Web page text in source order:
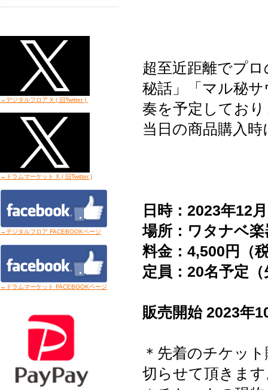
→デジタルフロア X ( 旧Twitter)
→ドラムマーケット X ( 旧Twitter)
→デジタルフロア FACEBOOKページ
→ドラムマーケット FACEBOOKページ
超至近距離でプ
秘話」「マル秘
奏を予定してお
当日の商品購入
日時： 2023年12
場所 ： ワタナベ
料金：4,500円（
定員 ： 20名予定（
販売開始 2023年
＊先着のチケッ
切らせて頂きま